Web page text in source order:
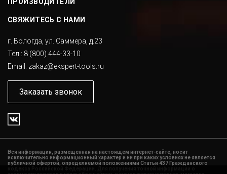
СВЯЖИТЕСЬ С НАМИ
г. Вологда, ул. Саммера, д.23
Тел.: 8 (800) 444-33-10
Email: zakaz@ekspert-tools.ru
Заказать звонок
Вся информация, размещенная на настоящем интернет-сайте, носит
исключительно информационный характер и ни при каких условиях не является
публичной офертой, определяемой положениями Статьи 437 Гражданского